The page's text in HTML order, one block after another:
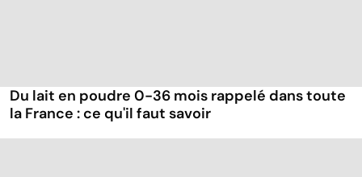
Du lait en poudre 0-36 mois rappelé dans toute
la France : ce qu'il faut savoir